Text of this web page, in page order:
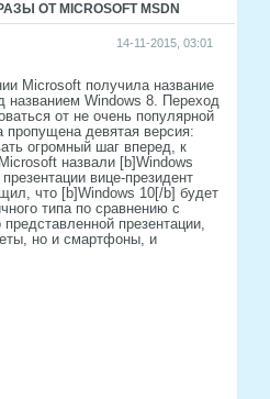
ОТ MICROSOFT MSDN
14-11-2015, 03:01
Microsoft получила название
названием Windows 8. Переход
от не очень популярной
девятая версия:
огромный шаг вперед, к
назвали [b]Windows
вице-президент
что [b]Windows 10[/b] будет
типа по сравнению с
презентации,
но и смартфоны, и